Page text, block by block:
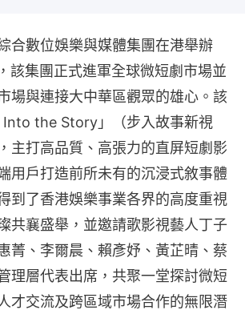
合數位娛樂與媒體集團在港舉辦
該集團正式進軍全球微短劇市場並
場與連接大中華區觀眾的雄心。該
Into the Story」（步入故事新視
主打高品質、高張力的直屏短劇影
用戶打造前所未有的沉浸式敘事體
到了香港娛樂事業各界的高度重視
共襄盛舉，並邀請歌影視藝人丁子
菁、李爾晨、賴彥妤、黃芷晴、蔡
理層代表出席，共聚一堂探討微短
才交流及跨區域市場合作的無限潛